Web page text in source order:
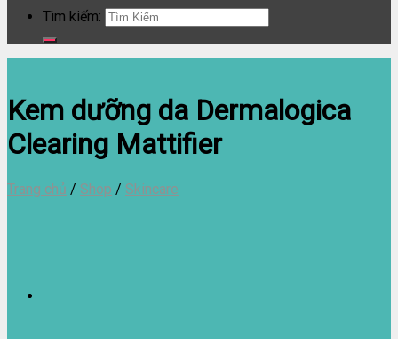
Tìm kiếm:
Kem dưỡng da Dermalogica
Clearing Mattifier
Trang chủ / Shop / Skincare